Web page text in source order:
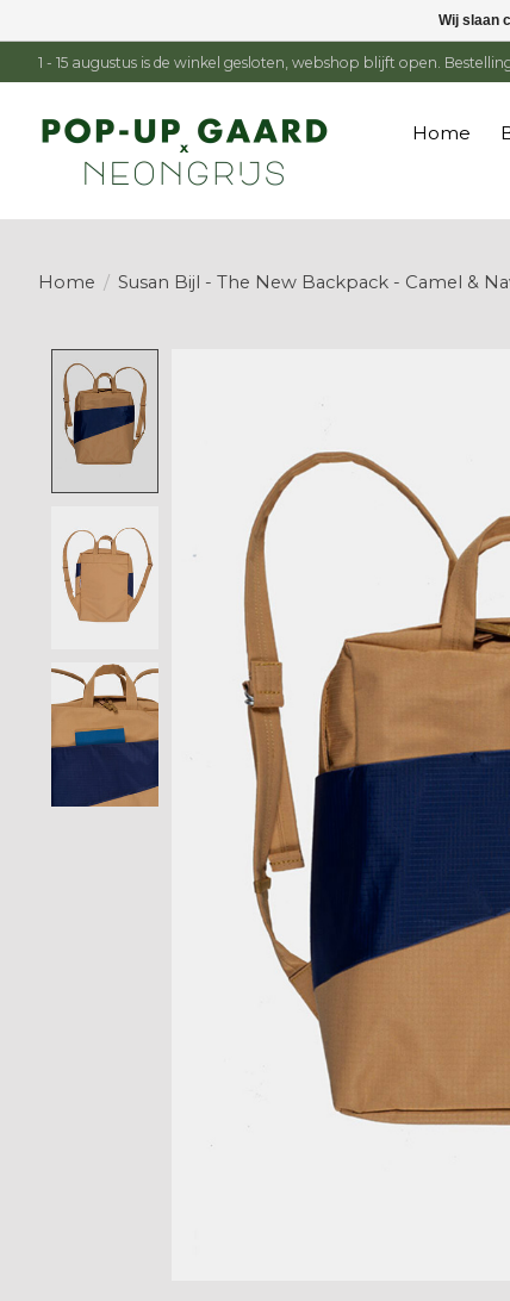
1 - 15 augustus is de winkel gesloten, webshop blijft open.
Home
Home / Susan Bijl - The New Backpack - Camel &
Wij slaan